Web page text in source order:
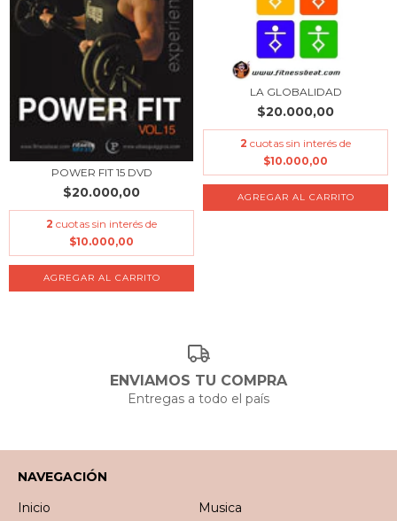
POWER FIT 15 DVD
$20.000,00
2 cuotas sin interés de
$10.000,00
LA GLOBALIDAD
$20.000,00
2 cuotas sin interés de
$10.000,00
ENVIAMOS TU COMPRA
Entregas a todo el país
NAVEGACIÓN
Inicio
Musica